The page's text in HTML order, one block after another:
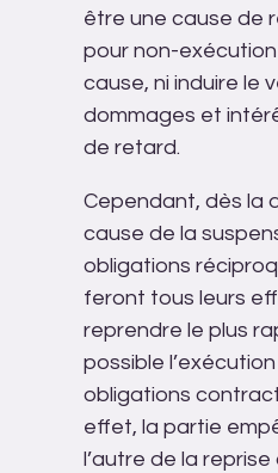
être une cause de
pour non-exécution
cause, ni induire le
dommages et
de retard.
Cependant, dès la
cause de la
obligations
feront tous leurs
reprendre le plus
possible
obligations
effet, la partie
l’autre de la